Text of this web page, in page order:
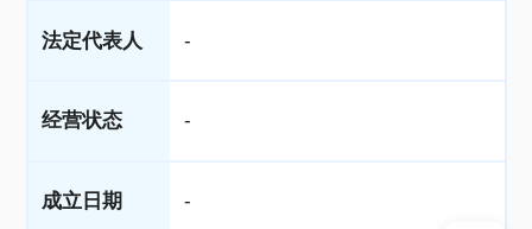
法定代表人 -
经营状态 -
成立日期 -